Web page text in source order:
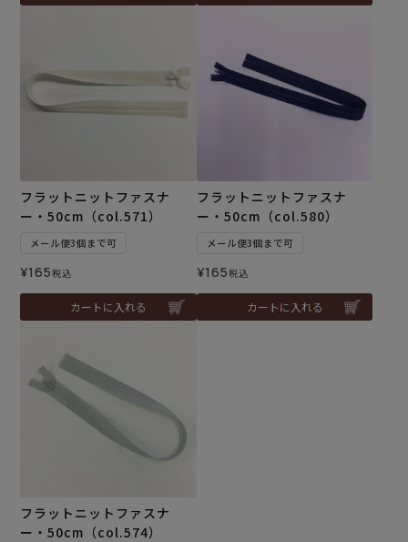
フラットニットファスナ
ー・50cm（col.571）
メール便3個まで可
¥165税込
カートに入れる
フラットニットファスナ
ー・50cm（col.580）
メール便3個まで可
¥165税込
カートに入れる
フラットニットファスナ
ー・50cm（col.574）